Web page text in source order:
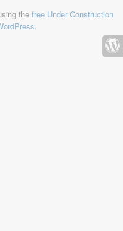
the free Under Construction
.